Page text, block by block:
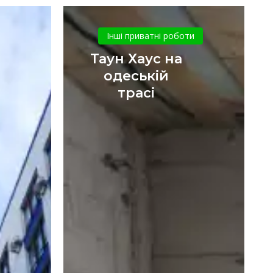
Хаус
на
одеській
трасі
Інші приватні роботи
Таун Хаус на
одеській
трасі